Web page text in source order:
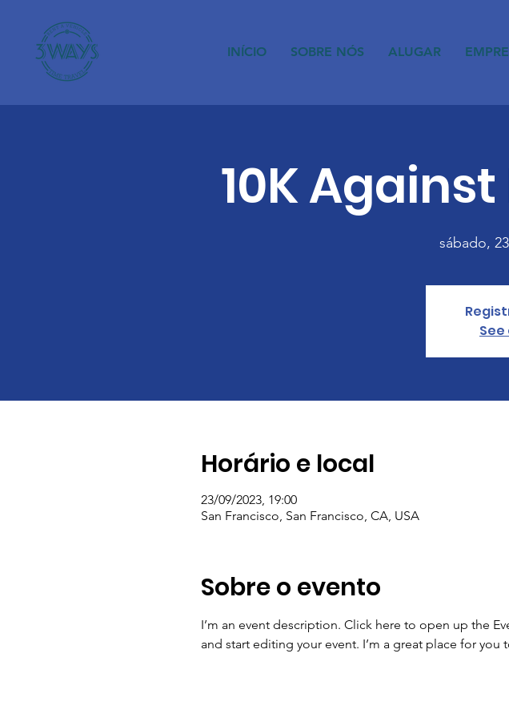
INÍCIO SOBRE NÓS ALUGAR
10K
sábado,
Horário e local
23/09/2023, 19:00
San Francisco, San Francisco, CA, USA
Sobre o evento
I’m an event description. Click here to open up the
and start editing your event. I’m a great place for